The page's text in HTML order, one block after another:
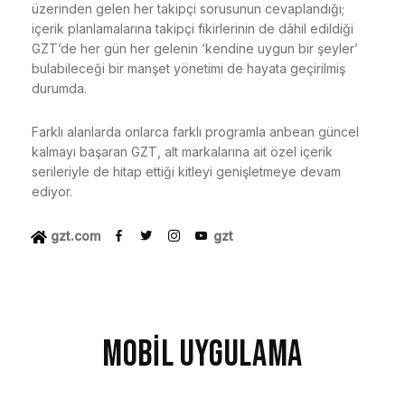
üzerinden gelen her takipçi sorusunun cevaplandığı;
içerik planlamalarına takipçi fikirlerinin de dâhil edildiği
GZT’de her gün her gelenin ‘kendine uygun bir şeyler’
bulabileceği bir manşet yönetimi de hayata geçirilmiş
durumda.
Farklı alanlarda onlarca farklı programla anbean güncel
kalmayı başaran GZT, alt markalarına ait özel içerik
serileriyle de hitap ettiği kitleyi genişletmeye devam
ediyor.
gzt.com gzt
MOBİL UYGULAMA